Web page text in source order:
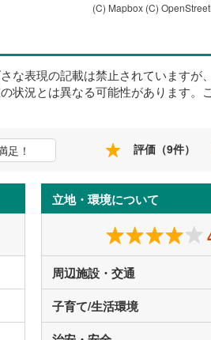
(C) Mapbox (C)
な表現の記載は禁止されていますが
状況とは異なる可能性があります。
足！ 評価（9件）
立地・環境について
周辺施設・交通
子育て/生活環境